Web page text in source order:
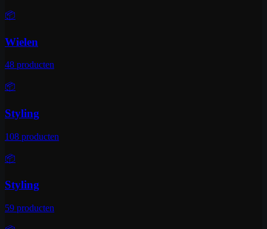
📦
Wielen
48 producten
📦
Styling
108 producten
📦
Styling
59 producten